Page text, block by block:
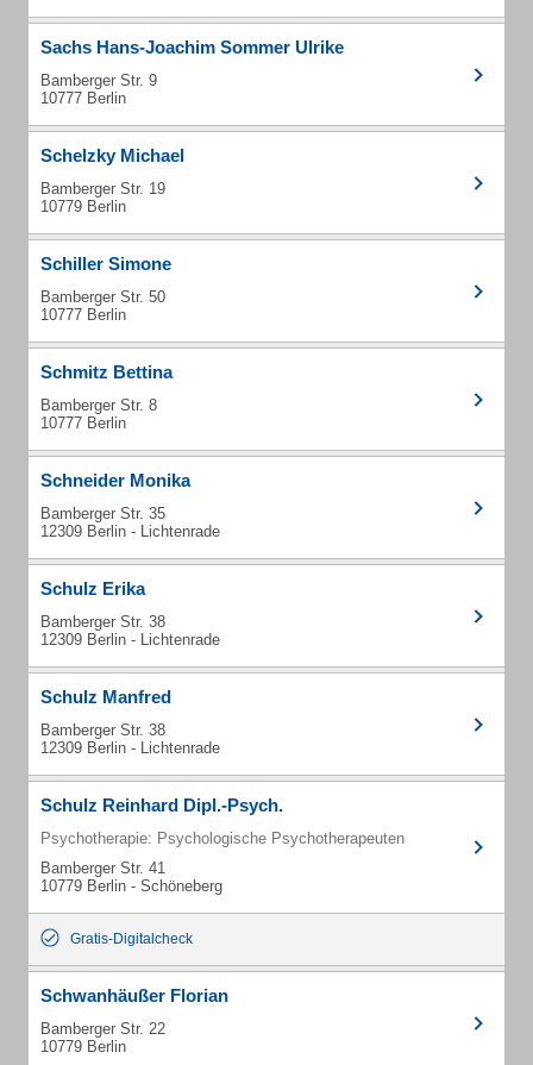
Sachs Hans-Joachim Sommer Ulrike
Bamberger Str. 9
10777 Berlin
Schelzky Michael
Bamberger Str. 19
10779 Berlin
Schiller Simone
Bamberger Str. 50
10777 Berlin
Schmitz Bettina
Bamberger Str. 8
10777 Berlin
Schneider Monika
Bamberger Str. 35
12309 Berlin - Lichtenrade
Schulz Erika
Bamberger Str. 38
12309 Berlin - Lichtenrade
Schulz Manfred
Bamberger Str. 38
12309 Berlin - Lichtenrade
Schulz Reinhard Dipl.-Psych.
Psychotherapie: Psychologische Psychotherapeuten
Bamberger Str. 41
10779 Berlin - Schöneberg
Gratis-Digitalcheck
Schwanhäußer Florian
Bamberger Str. 22
10779 Berlin